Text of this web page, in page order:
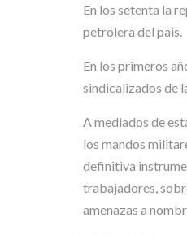
En los setenta la
petrolera del país.
En los primeros
sindicalizados de
A mediados de
los mandos
definitiva
trabajadores,
amenazas a